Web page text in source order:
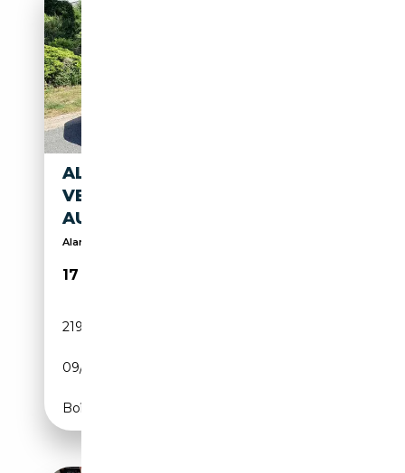
ALFA ROMEO GIULIA 2.0T Q2
VELOCE 310PK
AUTOMAAT•LEDER•NAVI
Alarme, Volant chauffant, Bluetooth, Climatisation...
17 750€
219 437 km
09/2017
Boîte automatique